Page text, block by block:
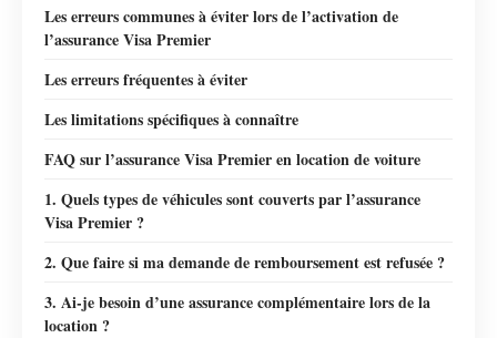
Les erreurs communes à éviter lors de l’activation de
l’assurance Visa Premier
Les erreurs fréquentes à éviter
Les limitations spécifiques à connaître
FAQ sur l’assurance Visa Premier en location de voiture
1. Quels types de véhicules sont couverts par l’assurance
Visa Premier ?
2. Que faire si ma demande de remboursement est refusée ?
3. Ai-je besoin d’une assurance complémentaire lors de la
location ?